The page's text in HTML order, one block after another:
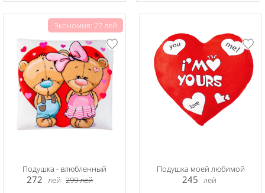
Экономия: 27 лей
Подушка - влюбленный
272 лей 299лей
Подушка моей любимой
245 лей